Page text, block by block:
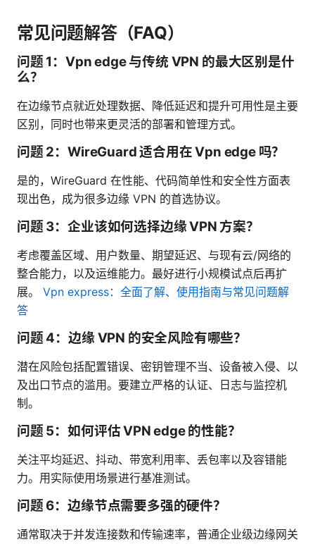
常见问题解答（FAQ）
问题 1：Vpn edge 与传统 VPN 的最大区别是什
么？
在边缘节点就近处理数据、降低延迟和提升可用性是主要
区别，同时也带来更灵活的部署和管理方式。
问题 2：WireGuard 适合用在 Vpn edge 吗？
是的，WireGuard 在性能、代码简单性和安全性方面表
现出色，成为很多边缘 VPN 的首选协议。
问题 3：企业该如何选择边缘 VPN 方案？
考虑覆盖区域、用户数量、期望延迟、与现有云/网络的
整合能力，以及运维能力。最好进行小规模试点后再扩
展。 Vpn express：全面了解、使用指南与常见问题解
答
问题 4：边缘 VPN 的安全风险有哪些？
潜在风险包括配置错误、密钥管理不当、设备被入侵、以
及出口节点的滥用。要建立严格的认证、日志与监控机
制。
问题 5：如何评估 VPN edge 的性能？
关注平均延迟、抖动、带宽利用率、丢包率以及容错能
力。用实际使用场景进行基准测试。
问题 6：边缘节点需要多强的硬件？
通常取决于并发连接数和传输速率，普通企业级边缘网关